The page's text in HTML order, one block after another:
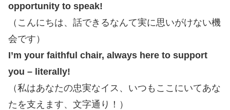
opportunity to speak!
（こんにちは、話できるなんて実に思いがけない機
会です）
I’m your faithful chair, always here to support
you – literally!
（私はあなたの忠実なイス、いつもここにいてあな
たを支えます、文字通り！）